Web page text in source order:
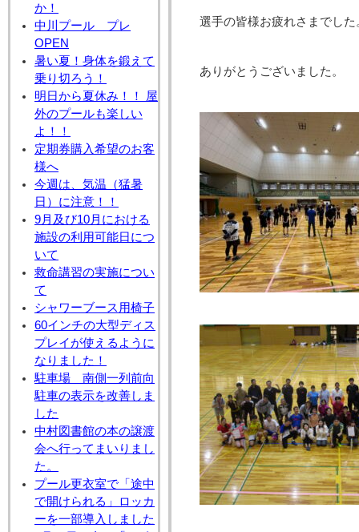
か！
中川プール プレ
OPEN
暑い夏！身体を鍛えて
乗り切ろう！
明日から夏休み！！ 屋
外のプールも楽しい
よ！！
定期券購入希望のお客
様へ
今週は、気温（猛暑
日）に注意！！
9月及び10月における
施設の利用可能日につ
いて
救命講習の実施につい
て
シャワーブース用椅子
60インチの大型ディス
プレイが使えるように
なりました！
駐車場 南側一列前向
駐車の表示を改善しま
した
中村図書館の本の譲渡
会へ行ってまいりまし
た。
プール更衣室で「途中
で開けられる」ロッカ
ーを一部導入しました
選手の皆様お疲れさまでした
ありがとうございました。